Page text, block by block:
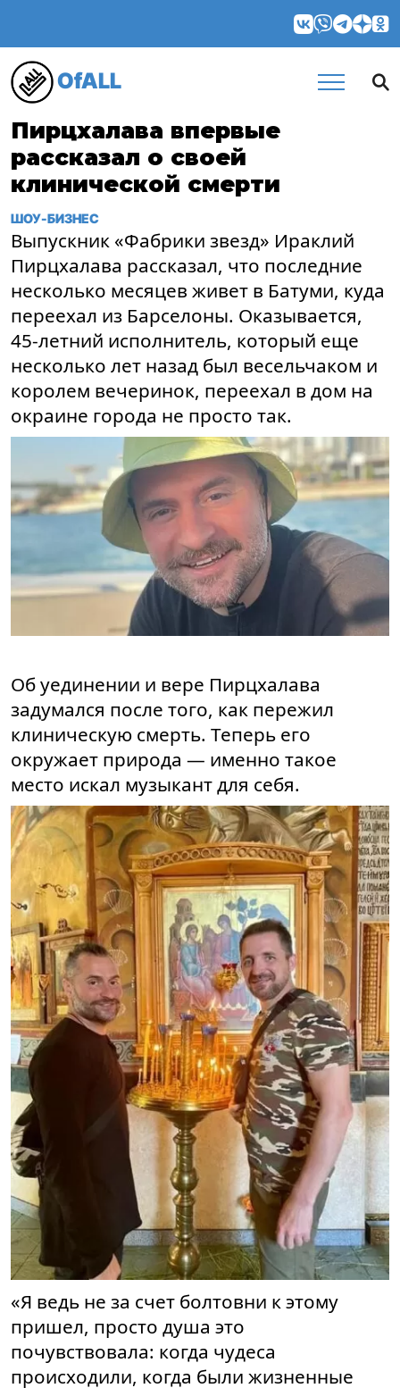
OfALL
Пирцхалава впервые
рассказал о своей
клинической смерти
ШОУ-БИЗНЕС
Выпускник «Фабрики звезд» Ираклий
Пирцхалава рассказал, что последние
несколько месяцев живет в Батуми, куда
переехал из Барселоны. Оказывается,
45-летний исполнитель, который еще
несколько лет назад был весельчаком и
королем вечеринок, переехал в дом на
окраине города не просто так.
Об уединении и вере Пирцхалава
задумался после того, как пережил
клиническую смерть. Теперь его
окружает природа — именно такое
место искал музыкант для себя.
«Я ведь не за счет болтовни к этому
пришел, просто душа это
почувствовала: когда чудеса
происходили, когда были жизненные